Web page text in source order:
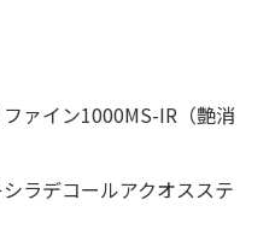
ァイン1000MS-IR（艶消
ラデコールアクオスステ